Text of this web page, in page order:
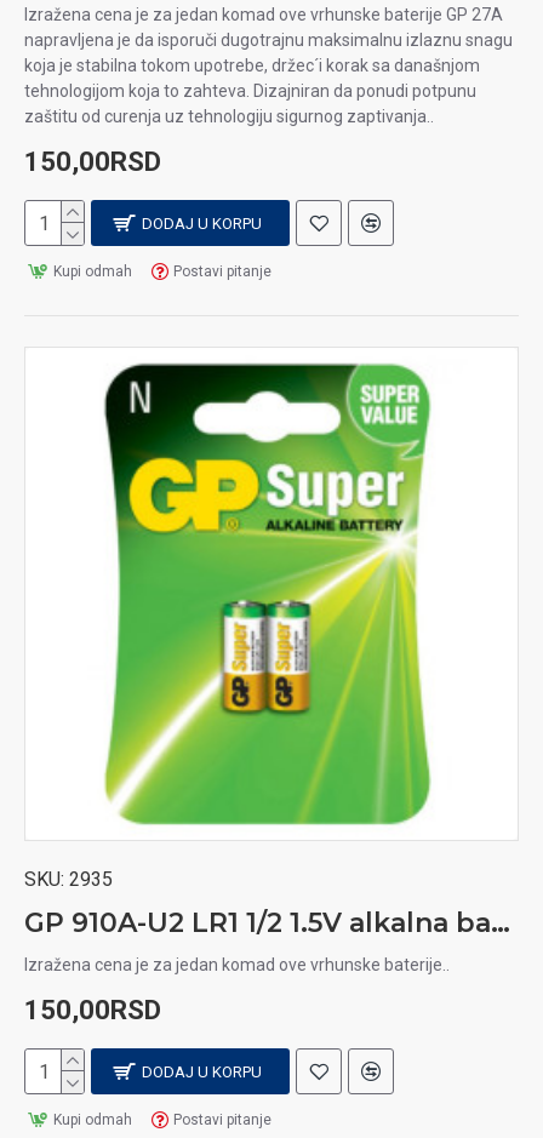
Izražena cena je za jedan komad ove vrhunske baterije GP 27A
napravljena je da isporuči dugotrajnu maksimalnu izlaznu snagu
koja je stabilna tokom upotrebe, držec´i korak sa današnjom
tehnologijom koja to zahteva. Dizajniran da ponudi potpunu
zaštitu od curenja uz tehnologiju sigurnog zaptivanja..
150,00RSD
DODAJ U KORPU
Kupi odmah Postavi pitanje
SKU: 2935
GP 910A-U2 LR1 1/2 1.5V alkalna baterija
Izražena cena je za jedan komad ove vrhunske baterije..
150,00RSD
DODAJ U KORPU
Kupi odmah Postavi pitanje